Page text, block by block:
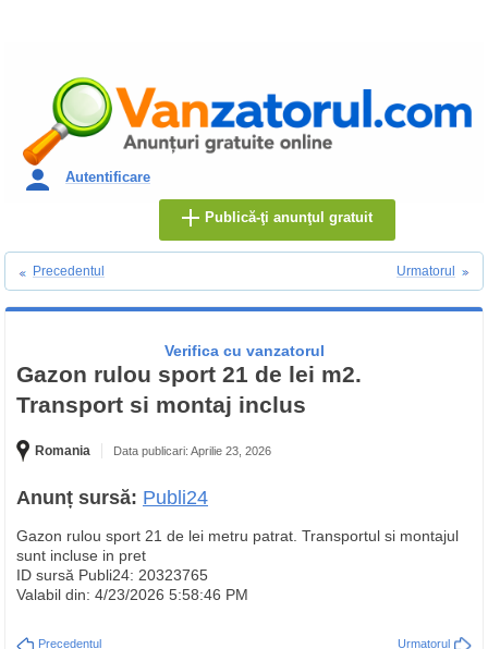
Autentificare
Publică-ţi anunţul gratuit
Precedentul Urmatorul
Verifica cu vanzatorul
Gazon rulou sport 21 de lei m2.
Transport si montaj inclus
Romania Data publicari: Aprilie 23, 2026
Anunț sursă: Publi24
Gazon rulou sport 21 de lei metru patrat. Transportul si montajul
sunt incluse in pret
ID sursă Publi24: 20323765
Valabil din: 4/23/2026 5:58:46 PM
Precedentul Urmatorul